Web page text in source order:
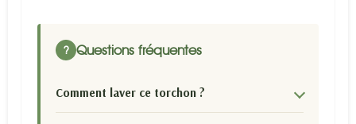
? Questions fréquentes
Comment laver ce torchon ?